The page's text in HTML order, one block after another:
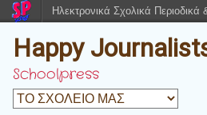
Happy
Schoolpress
Ηλεκτρονικά Σχολικά Περιοδικά